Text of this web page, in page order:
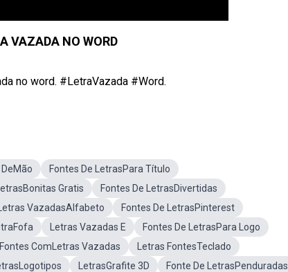
VAZADA NO WORD
no word. #LetraVazada #Word.
Fontes De LetrasPara Título
Gratis
Fontes De LetrasDivertidas
Letras VazadasAlfabeto
Fontes De LetrasPinterest
Letras Vazadas E
Fontes De LetrasPara Logo
Fontes ComLetras Vazadas
Letras FontesTeclado
LetrasGrafite 3D
Fonte De LetrasPenduradas